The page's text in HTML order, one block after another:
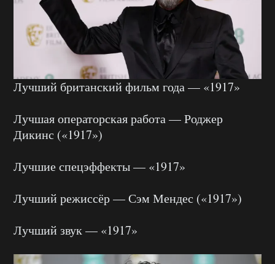
Лучший британский фильм года — «1917»
Лучшая операторская работа — Роджер
Дикинс («1917»)
Лучшие спецэффекты — «1917»
Лучший режиссёр — Сэм Мендес («1917»)
Лучший звук — «1917»